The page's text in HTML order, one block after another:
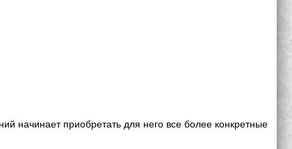
начинает приобретать для него все более конкретные